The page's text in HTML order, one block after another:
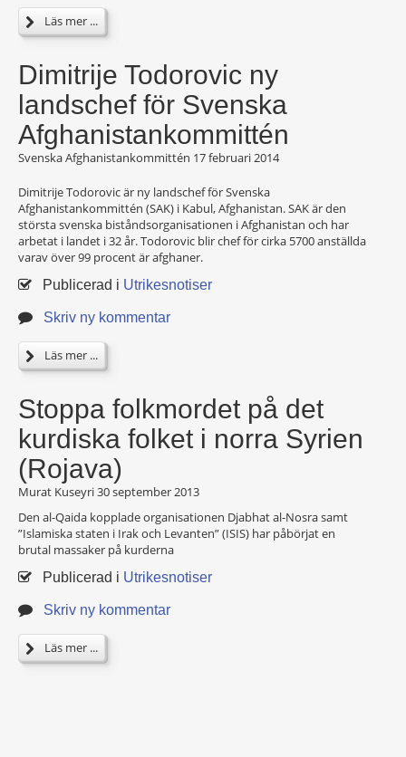
Läs mer ...
Dimitrije Todorovic ny
landschef för Svenska
Afghanistankommittén
Svenska Afghanistankommittén 17 februari 2014
Dimitrije Todorovic är ny landschef för Svenska
Afghanistankommittén (SAK) i Kabul, Afghanistan. SAK är den
största svenska biståndsorganisationen i Afghanistan och har
arbetat i landet i 32 år. Todorovic blir chef för cirka 5700 anställda
varav över 99 procent är afghaner.
Publicerad i Utrikesnotiser
Skriv ny kommentar
Läs mer ...
Stoppa folkmordet på det
kurdiska folket i norra Syrien
(Rojava)
Murat Kuseyri30 september 2013
Den al-Qaida kopplade organisationen Djabhat al-Nosra samt
”Islamiska staten i Irak och Levanten” (ISIS) har påbörjat en
brutal massaker på kurderna
Publicerad i Utrikesnotiser
Skriv ny kommentar
Läs mer ...